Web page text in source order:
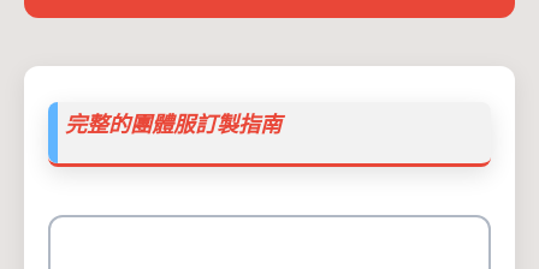
完整的團體服訂製指南